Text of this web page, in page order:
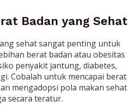
Badan yang Sehat
sehat sangat penting untuk
berat badan atau obesitas
penyakit jantung, diabetes,
Cobalah untuk mencapai berat
mengadopsi pola makan sehat
secara teratur.